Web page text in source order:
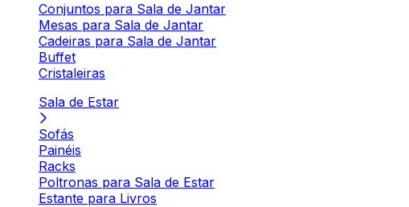
Conjuntos para Sala de Jantar
Mesas para Sala de Jantar
Cadeiras para Sala de Jantar
Buffet
Cristaleiras
Sala de Estar
Sofás
Painéis
Racks
Poltronas para Sala de Estar
Estante para Livros